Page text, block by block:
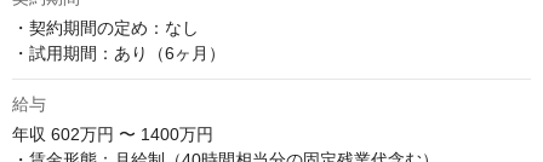
・契約期間の定め：なし
・試用期間：あり（6ヶ月）
給与
年収 602万円 〜 1400万円